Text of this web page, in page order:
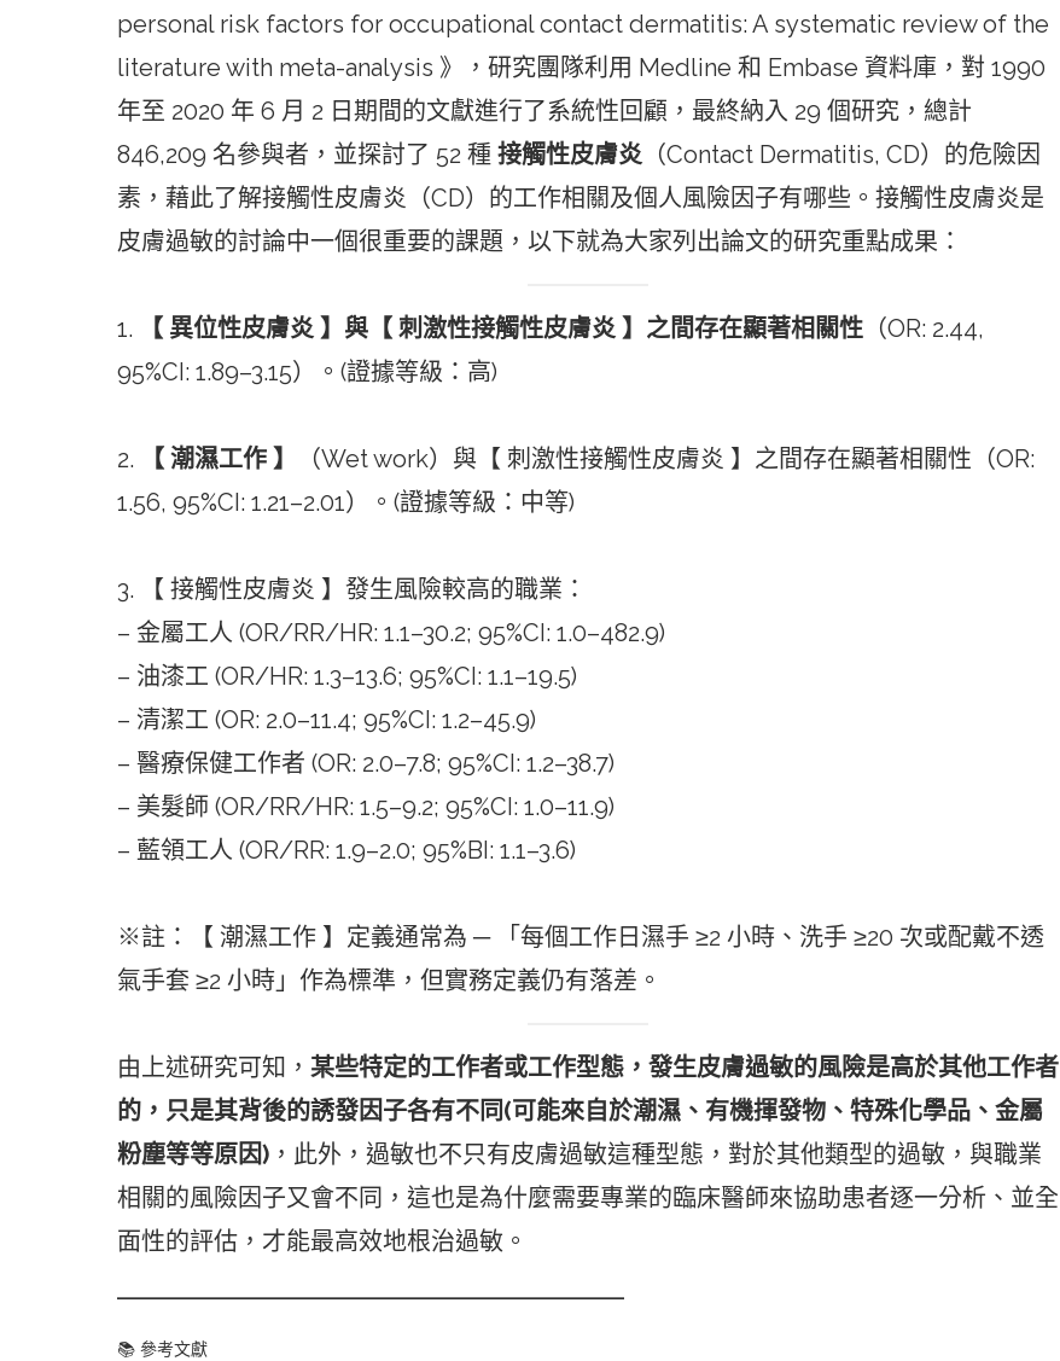
personal risk factors for occupational contact dermatitis: A systematic review of the
literature with meta-analysis 》，研究團隊利用 Medline 和 Embase 資料庫，對 1990
年至 2020 年 6 月 2 日期間的文獻進行了系統性回顧，最終納入 29 個研究，總計
846,209 名參與者，並探討了 52 種 接觸性皮膚炎 （Contact Dermatitis, CD）的危險因
素，藉此了解接觸性皮膚炎（CD）的工作相關及個人風險因子有哪些。接觸性皮膚炎是
皮膚過敏的討論中一個很重要的課題，以下就為大家列出論文的研究重點成果：
1. 【 異位性皮膚炎 】與【 刺激性接觸性皮膚炎 】之間存在顯著相關性 （OR: 2.44,
95%CI: 1.89–3.15）。(證據等級：高)
2. 【 潮濕工作 】
（Wet work）與【 刺激性接觸性皮膚炎 】之間存在顯著相關性（OR:
1.56, 95%CI: 1.21–2.01）。(證據等級：中等)
3. 【 接觸性皮膚炎 】發生風險較高的職業：
– 金屬工人 (OR/RR/HR: 1.1–30.2; 95%CI: 1.0–482.9)
– 油漆工 (OR/HR: 1.3–13.6; 95%CI: 1.1–19.5)
– 清潔工 (OR: 2.0–11.4; 95%CI: 1.2–45.9)
– 醫療保健工作者 (OR: 2.0–7.8; 95%CI: 1.2–38.7)
– 美髮師 (OR/RR/HR: 1.5–9.2; 95%CI: 1.0–11.9)
– 藍領工人 (OR/RR: 1.9–2.0; 95%BI: 1.1–3.6)
※註：【 潮濕工作 】定義通常為 ─ 「每個工作日濕手 ≥2 小時、洗手 ≥20 次或配戴不透
氣手套 ≥2 小時」作為標準，但實務定義仍有落差。
由上述研究可知， 某些特定的工作者或工作型態，發生皮膚過敏的風險是高於其他工作者
的，只是其背後的誘發因子各有不同(可能來自於潮濕、有機揮發物、特殊化學品、金屬
粉塵等等原因) ，此外，過敏也不只有皮膚過敏這種型態，對於其他類型的過敏，與職業
相關的風險因子又會不同，這也是為什麼需要專業的臨床醫師來協助患者逐一分析、並全
面性的評估，才能最高效地根治過敏。
━━━━━━━━━━━━━━━━━━━━━━━━━━━━━━
📚 參考文獻